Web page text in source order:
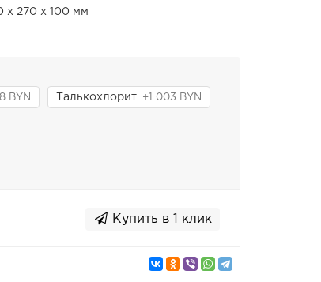
х 270 х 100 мм
BYN Талькохлорит +1 003 BYN
Купить в 1 клик